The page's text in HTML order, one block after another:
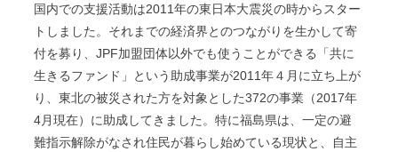
国内での支援活動は2011年の東日本大震災の時からスター
トしました。それまでの経済界とのつながりを生かして寄
付を募り、JPF加盟団体以外でも使うことができる「共に
生きるファンド」という助成事業が2011年４月に立ち上が
り、東北の被災された方を対象とした372の事業（2017年
4月現在）に助成してきました。特に福島県は、一定の避
難指示解除がなされ住民が暮らし始めている現状と、自主